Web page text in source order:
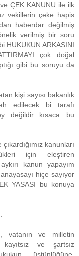
ÇEK KANUNU ile ilk
vekillerin çeke hapis
haberdar değilmiş
verilmiş bir soru
HUKUKUN ARKASINI
çok doğal
gibi bu soruyu da
kişi sayısı bakanlık
edilecek bi tarafı
değildir...kısaca bu
kanunları
için eleştiren
kanun yapayım
hiçe sayıyor
YASASI bu konuya
vatanın ve milletin
ve şartsız
üstünlüğüne,